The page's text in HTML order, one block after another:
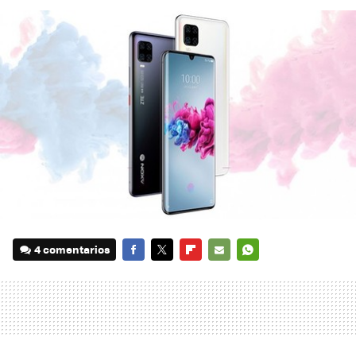
4 comentarios
MAIL